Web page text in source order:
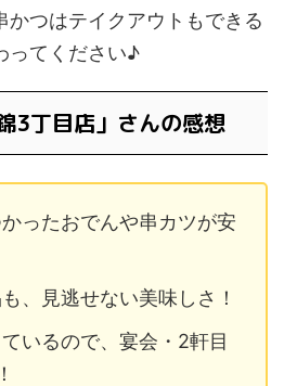
かつはテイクアウトもできる
ってください♪
3丁目店」さんの感想
ったおでんや串カツが安
、見逃せない美味しさ！
いるので、宴会・2軒目